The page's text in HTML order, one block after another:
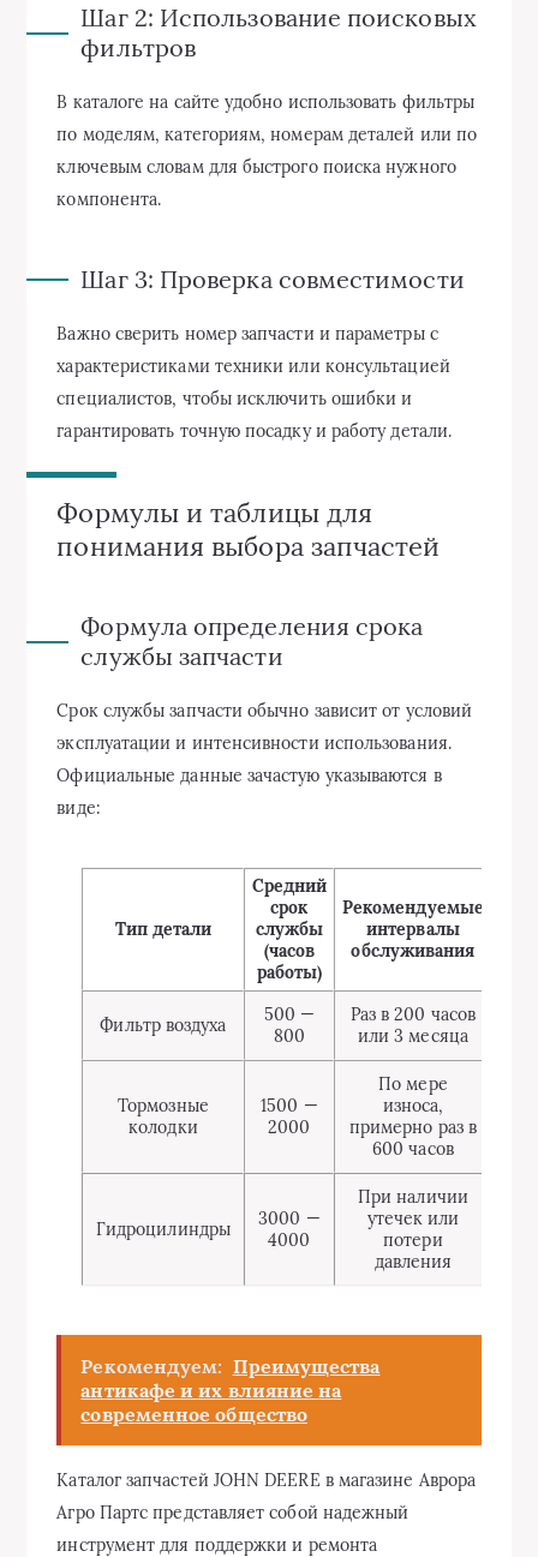
Шаг 2: Использование поисковых
фильтров
В каталоге на сайте удобно использовать фильтры
по моделям, категориям, номерам деталей или по
ключевым словам для быстрого поиска нужного
компонента.
Шаг 3: Проверка совместимости
Важно сверить номер запчасти и параметры с
характеристиками техники или консультацией
специалистов, чтобы исключить ошибки и
гарантировать точную посадку и работу детали.
Формулы и таблицы для
понимания выбора запчастей
Формула определения срока
службы запчасти
Срок службы запчасти обычно зависит от условий
эксплуатации и интенсивности использования.
Официальные данные зачастую указываются в
виде:
Тип детали
Средний
срок
службы
(часов
работы)
Рекомендуемые
интервалы
обслуживания
Фильтр воздуха
500 —
800
Раз в 200 часов
или 3 месяца
Тормозные
колодки
1500 —
2000
По мере
износа,
примерно раз в
600 часов
Гидроцилиндры
3000 —
4000
При наличии
утечек или
потери
давления
Рекомендуем: Преимущества
антикафе и их влияние на
современное общество
Каталог запчастей JOHN DEERE в магазине Аврора
Агро Партс представляет собой надежный
инструмент для поддержки и ремонта